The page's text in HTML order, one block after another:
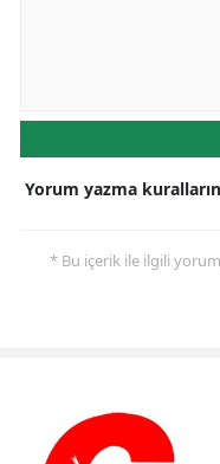
Yorum yazma
* Bu içerik ile ilgili